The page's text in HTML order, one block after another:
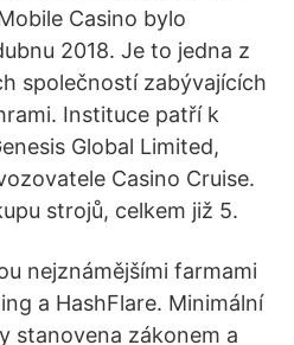
Casino bylo
2018. Je to jedna z
společností zabývajících
Instituce patří k
Global Limited,
Casino Cruise.
strojů, celkem již 5.
nejznámějšími farmami
a HashFlare. Minimální
stanovena zákonem a